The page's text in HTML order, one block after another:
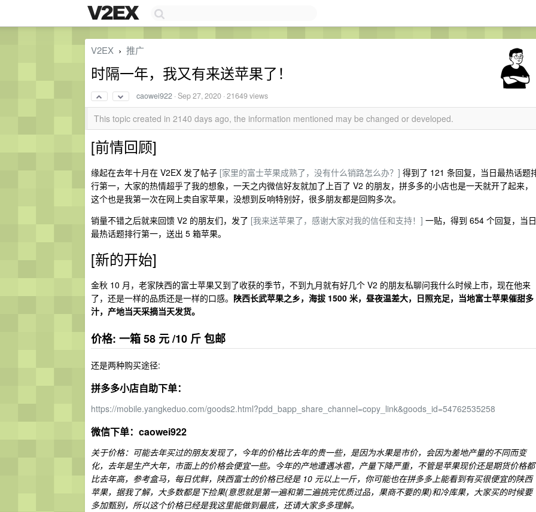
V2EX › 推广
时隔一年，我又有来送苹果了！
caowei922 ·Sep 27, 2020 · 21649 views
This topic created in 2140 days ago, the information mentioned may be changed or developed.
[前情回顾]
缘起在去年十月在 V2EX 发了帖子 [家里的富士苹果成熟了，没有什么销路怎么办？] 得到了 121 条回复，当日最热话题
行第一，大家的热情超乎了我的想象，一天之内微信好友就加了上百了 V2 的朋友，拼多多的小店也是一天就开了起来，
这个也是我第一次在网上卖自家苹果，没想到反响特别好，很多朋友都是回购多次。
销量不错之后就来回馈 V2 的朋友们，发了 [我来送苹果了，感谢大家对我的信任和支持！] 一贴，得到 654 个回复，当日
最热话题排行第一，送出 5 箱苹果。
[新的开始]
金秋 10 月，老家陕西的富士苹果又到了收获的季节，不到九月就有好几个 V2 的朋友私聊问我什么时候上市，现在他来
了，还是一样的品质还是一样的口感。 陕西长武苹果之乡，海拔 1500 米，昼夜温差大，日照充足，当地富士苹果催甜多
汁，产地当天采摘当天发货。
价格: 一箱 58 元 /10 斤 包邮
还是两种购买途径:
拼多多小店自助下单：
https://mobile.yangkeduo.com/goods2.html?pdd_bapp_share_channel=copy_link&goods_id=54762535258
微信下单：caowei922
关于价格：可能去年买过的朋友发现了，今年的价格比去年的贵一些，是因为水果是市价，会因为差地产量的不同而变
化，去年是生产大年，市面上的价格会便宜一些。今年的产地遭遇冰雹，产量下降严重，不管是苹果现价还是期货价格都
比去年高，参考盒马，每日优鲜，陕西富士的价格已经是 10 元以上一斤，你可能也在拼多多上能看到有买很便宜的陕西
苹果，据我了解，大多数都是下捡果(意思就是第一遍和第二遍挑完优质过品，果商不要的果)和冷库果，大家买的时候要
多加甄别，所以这个价格已经是我这里能做到最底，还请大家多多理解。